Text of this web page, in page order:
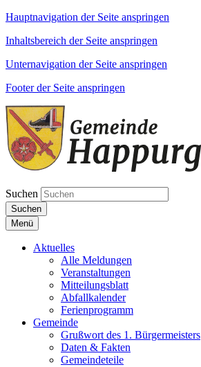
Hauptnavigation der Seite anspringen
Inhaltsbereich der Seite anspringen
Unternavigation der Seite anspringen
Footer der Seite anspringen
Suchen
Suchen
Menü
Aktuelles
Alle Meldungen
Veranstaltungen
Mitteilungsblatt
Abfallkalender
Ferienprogramm
Gemeinde
Grußwort des 1. Bürgermeisters
Daten & Fakten
Gemeindeteile